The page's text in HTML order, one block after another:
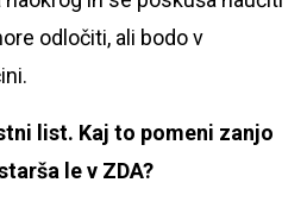
odločiti, ali bodo v
list. Kaj to pomeni zanjo
le v ZDA?